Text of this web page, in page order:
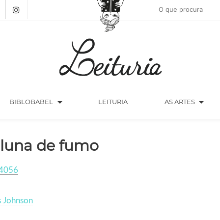
BIBLOBABEL arrow_drop_down LEITURIA AS ARTES arrow_drop_down
de fumo
Johnson